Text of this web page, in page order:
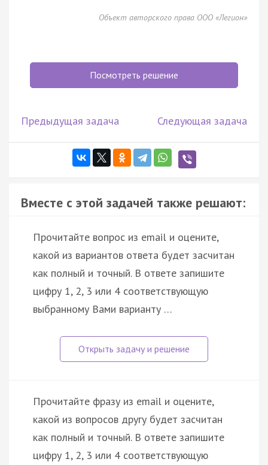
Объект авторского права ООО «Легион»
Посмотреть решение
Предыдущая задача Следующая задача
Вместе с этой задачей также решают:
Прочитайте вопрос из email и оцените,
какой из вариантов ответа будет засчитан
как полный и точный. В ответе запишите
цифру 1, 2, 3 или 4 соответствующую
выбранному Вами варианту …
Прочитайте фразу из email и оцените,
какой из вопросов другу будет засчитан
как полный и точный. В ответе запишите
цифру 1, 2, 3 или 4 соответствующую